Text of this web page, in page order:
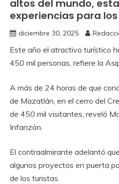
altos del mundo,
experiencias para
diciembre 30, 2025
Este año el atractivo turístico
450 mil personas, refiere la
A más de 24 horas de que
de Mazatlán, en el cerro del
de 450 mil visitantes, reveló
Infanzón.
El contraalmirante adelantó
algunos proyectos en puerta
de los turistas.